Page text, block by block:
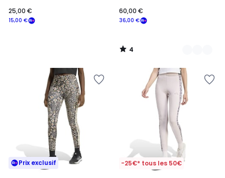
15,00 €
25,00 €
36,00 €
60,00 €
4
/
Prix exclusif -25€* tous les 50€